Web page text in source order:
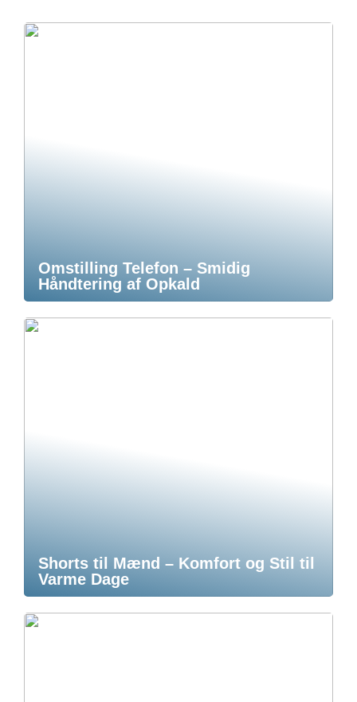
Omstilling Telefon – Smidig
Håndtering af Opkald
Shorts til Mænd – Komfort og Stil til
Varme Dage